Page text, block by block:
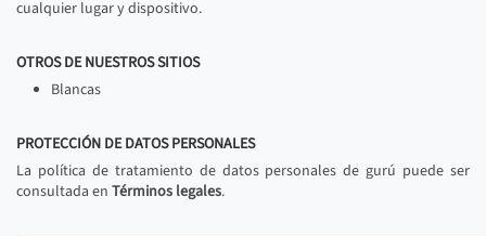
cualquier lugar y dispositivo.
OTROS DE NUESTROS SITIOS
Blancas
PROTECCIÓN DE DATOS PERSONALES
La política de tratamiento de datos personales de gurú puede ser
consultada en Términos legales.